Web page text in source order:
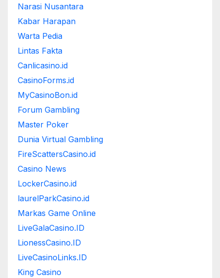
Narasi Nusantara
Kabar Harapan
Warta Pedia
Lintas Fakta
Canlicasino.id
CasinoForms.id
MyCasinoBon.id
Forum Gambling
Master Poker
Dunia Virtual Gambling
FireScattersCasino.id
Casino News
LockerCasino.id
laurelParkCasino.id
Markas Game Online
LiveGalaCasino.ID
LionessCasino.ID
LiveCasinoLinks.ID
King Casino